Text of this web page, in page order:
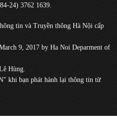
24) 3762 1639.
tin và Truyền thông Hà Nội cấp
9, 2017 by Ha Noi Deparment of
Hùng.
khi bạn phát hành lại thông tin từ